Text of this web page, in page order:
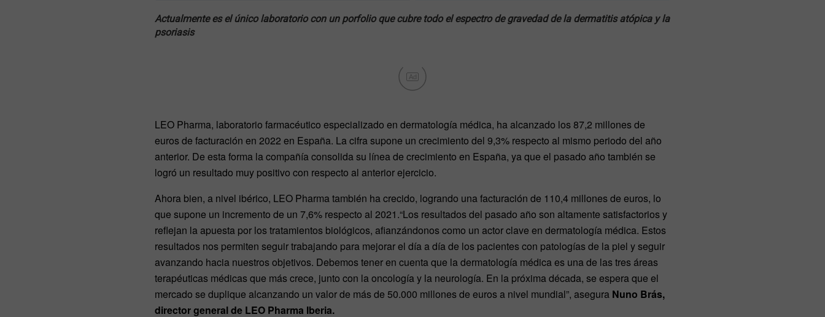
Actualmente es el único laboratorio con un porfolio que cubre todo el espectro de gravedad de la dermatitis atópica y la
psoriasis
Ad
LEO Pharma, laboratorio farmacéutico especializado en dermatología médica, ha alcanzado los 87,2 millones de
euros de facturación en 2022 en España. La cifra supone un crecimiento del 9,3% respecto al mismo periodo del año
anterior. De esta forma la compañía consolida su línea de crecimiento en España, ya que el pasado año también se
logró un resultado muy positivo con respecto al anterior ejercicio.
Ahora bien, a nivel ibérico, LEO Pharma también ha crecido, logrando una facturación de 110,4 millones de euros, lo
que supone un incremento de un 7,6% respecto al 2021.“Los resultados del pasado año son altamente satisfactorios y
reflejan la apuesta por los tratamientos biológicos, afianzándonos como un actor clave en dermatología médica. Estos
resultados nos permiten seguir trabajando para mejorar el día a día de los pacientes con patologías de la piel y seguir
avanzando hacia nuestros objetivos. Debemos tener en cuenta que la dermatología médica es una de las tres áreas
terapéuticas médicas que más crece, junto con la oncología y la neurología. En la próxima década, se espera que el
mercado se duplique alcanzando un valor de más de 50.000 millones de euros a nivel mundial”, asegura Nuno Brás,
director general de LEO Pharma Iberia.